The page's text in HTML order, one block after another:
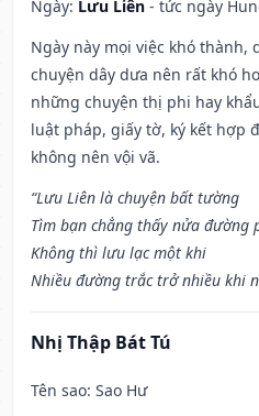
Ngày: Lưu Liên - tức ngày
Ngày này mọi việc khó thành,
chuyện dây dưa nên rất khó
những chuyện thị phi hay
luật pháp, giấy tờ, ký kết hợp
không nên vội vã.
“Lưu Liên là chuyện bất tường
Tìm bạn chẳng thấy nửa đường
Không thì lưu lạc một khi
Nhiều đường trắc trở nhiều khi
Nhị Thập Bát Tú
Tên sao: Sao Hư